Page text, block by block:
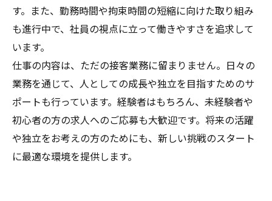
す。また、勤務時間や拘束時間の短縮に向けた取り組み
も進行中で、社員の視点に立って働きやすさを追求して
います。
仕事の内容は、ただの接客業務に留まりません。日々の
業務を通じて、人としての成長や独立を目指すためのサ
ポートも行っています。経験者はもちろん、未経験者や
初心者の方の求人へのご応募も大歓迎です。将来の活躍
や独立をお考えの方のためにも、新しい挑戦のスタート
に最適な環境を提供します。